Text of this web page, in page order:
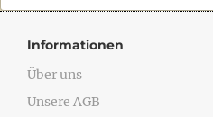
Informationen
Über uns
Unsere AGB